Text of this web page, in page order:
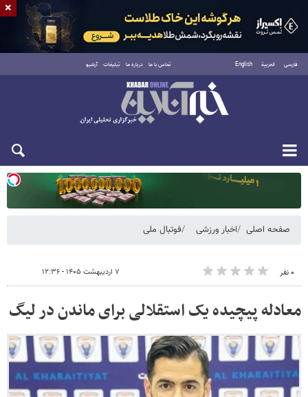
فارسی العربية English تماس با ما درباره ما تبلیغات آرشیو
یکشنبه ۱۸ مرداد ۱۴۰۵
صفحه اصلی اخبار ورزشی فوتبال ملی
۰ نفر ۷ اردیبهشت ۱۴۰۵ - ۱۲:۳۶
معادله پیچیده یک استقلالی برای ماندن در لیگ
×